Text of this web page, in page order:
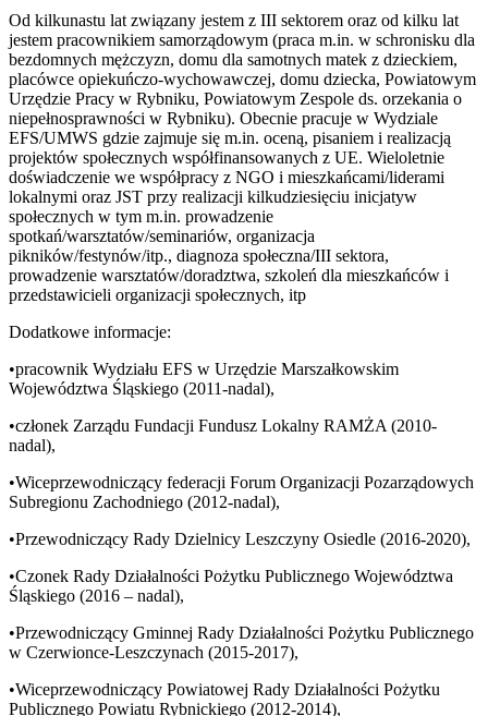
Od kilkunastu lat związany jestem z III sektorem oraz od kilku lat
jestem pracownikiem samorządowym (praca m.in. w schronisku dla
bezdomnych mężczyzn, domu dla samotnych matek z dzieckiem,
placówce opiekuńczo-wychowawczej, domu dziecka, Powiatowym
Urzędzie Pracy w Rybniku, Powiatowym Zespole ds. orzekania o
niepełnosprawności w Rybniku). Obecnie pracuje w Wydziale
EFS/UMWS gdzie zajmuje się m.in. oceną, pisaniem i realizacją
projektów społecznych współfinansowanych z UE. Wieloletnie
doświadczenie we współpracy z NGO i mieszkańcami/liderami
lokalnymi oraz JST przy realizacji kilkudziesięciu inicjatyw
społecznych w tym m.in. prowadzenie
spotkań/warsztatów/seminariów, organizacja
pikników/festynów/itp., diagnoza społeczna/III sektora,
prowadzenie warsztatów/doradztwa, szkoleń dla mieszkańców i
przedstawicieli organizacji społecznych, itp
Dodatkowe informacje:
•pracownik Wydziału EFS w Urzędzie Marszałkowskim
Województwa Śląskiego (2011-nadal),
•członek Zarządu Fundacji Fundusz Lokalny RAMŻA (2010-
nadal),
•Wiceprzewodniczący federacji Forum Organizacji Pozarządowych
Subregionu Zachodniego (2012-nadal),
•Przewodniczący Rady Dzielnicy Leszczyny Osiedle (2016-2020),
•Czonek Rady Działalności Pożytku Publicznego Województwa
Śląskiego (2016 – nadal),
•Przewodniczący Gminnej Rady Działalności Pożytku Publicznego
w Czerwionce-Leszczynach (2015-2017),
•Wiceprzewodniczący Powiatowej Rady Działalności Pożytku
Publicznego Powiatu Rybnickiego (2012-2014),